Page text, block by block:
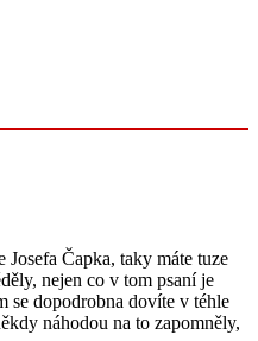
Čapka, taky máte tuze
nejen co v tom psaní je
se dopodrobna dovíte v téhle
náhodou na to zapomněly,